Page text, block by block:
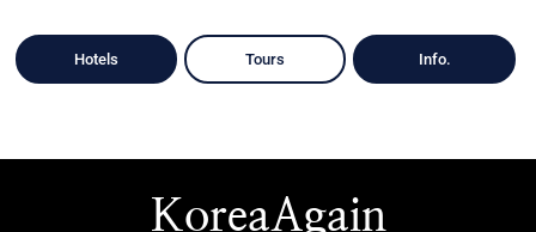
Hotels Tours Info.
KoreaAgain